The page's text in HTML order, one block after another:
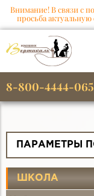
Внимание! В связи с
просьба
8-800-4444-065
ПАРАМЕТРЫ
ШКОЛА